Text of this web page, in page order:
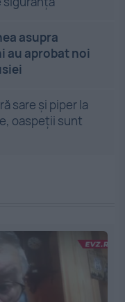
asupra
au aprobat noi
sare și piper la
oaspeții sunt